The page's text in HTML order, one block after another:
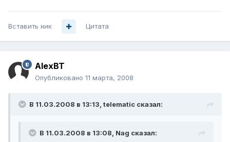
Вставить ник Цитата
AlexBT
Опубликовано 11 марта, 2008
В 11.03.2008 в 13:13, telematic сказал:
В 11.03.2008 в 13:08, Nag сказал: